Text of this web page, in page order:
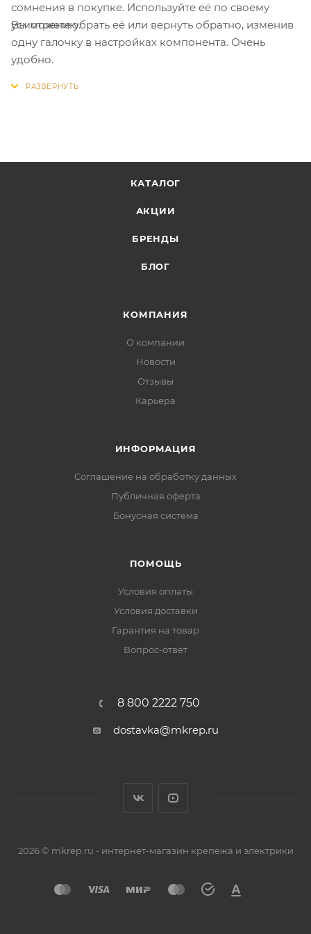
сомнения в покупке. Используйте её по своему
усмотрению.
Вы можете убрать её или вернуть обратно, изменив
одну галочку в настройках компонента. Очень
удобно.
КАТАЛОГ
АКЦИИ
БРЕНДЫ
БЛОГ
КОМПАНИЯ
О компании
Новости
Отзывы
Карьера
ИНФОРМАЦИЯ
Соглашение на обработку данных
Публичная оферта
Бонусная система
ПОМОЩЬ
Условия оплаты
Условия доставки
Гарантия на товар
Вопрос-ответ
8 800 2222 750
dostavka@mkrep.ru
2026 © mkrep.ru - интернет-магазин крепежа и электрики